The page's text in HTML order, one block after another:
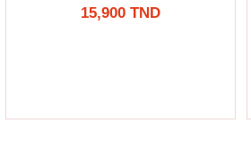
15,900 TND